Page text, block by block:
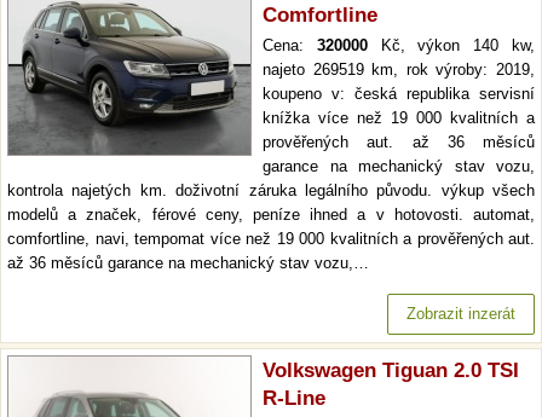
Comfortline
Cena: 320000Kč, výkon 140 kw,
najeto 269519 km, rok výroby: 2019,
koupeno v: česká republika servisní
knížka více než 19 000 kvalitních a
prověřených aut. až 36 měsíců
garance na mechanický stav vozu,
kontrola najetých km. doživotní záruka legálního původu. výkup všech
modelů a značek, férové ceny, peníze ihned a v hotovosti. automat,
comfortline, navi, tempomat více než 19 000 kvalitních a prověřených aut.
až 36 měsíců garance na mechanický stav vozu,…
Zobrazit inzerát
Volkswagen Tiguan 2.0 TSI
R-Line